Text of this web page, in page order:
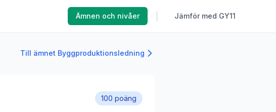
Ämnen och nivåer Jämför med GY11
Till ämnet Byggproduktionsledning
100 poäng